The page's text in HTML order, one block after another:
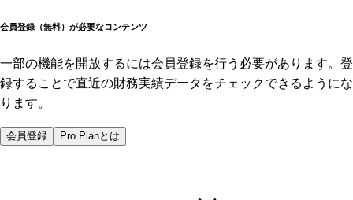
会員登録（無料）が必要なコンテンツ
一部の機能を開放するには会員登録を行う必要があります。登
録することで直近の財務実績データをチェックできるようにな
ります。
会員登録 Pro Planとは